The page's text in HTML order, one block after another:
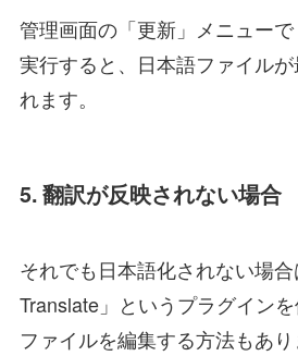
管理画面の「更新」メニュー
実行すると、日本語ファイル
れます。
5. 翻訳が反映されない場合
それでも日本語化されない場
Translate」というプラグイン
ファイルを編集する方法もあり